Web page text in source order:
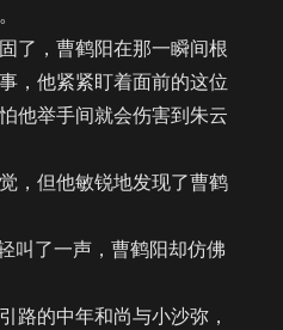
，曹鹤阳在那一瞬间根
，他紧紧盯着面前的这位
他举手间就会伤害到朱云
但他敏锐地发现了曹鹤
了一声，曹鹤阳却仿佛
的中年和尚与小沙弥，